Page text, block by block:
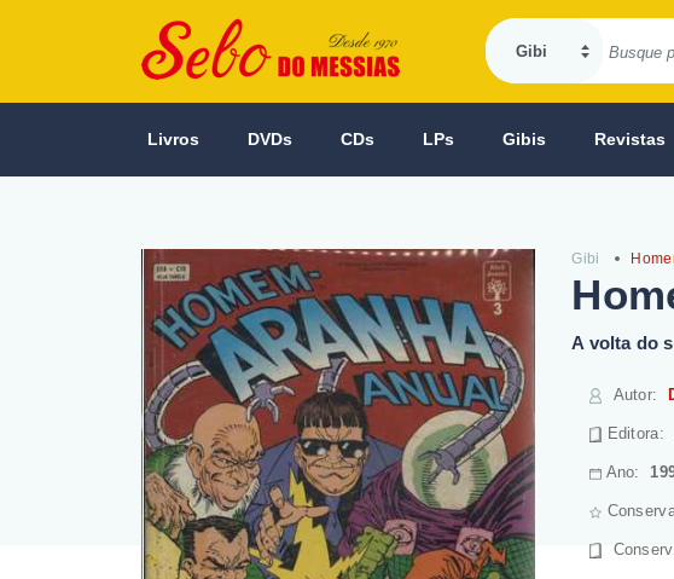
Livros DVDs CDs LPs Gibis Revistas
Gibi
A volta do
Autor:
Editora:
Ano: